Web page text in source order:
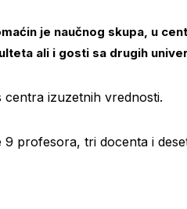
je naučnog skupa, u
ali i gosti sa drugih
centra izuzetnih vrednosti.
profesora, tri docenta i